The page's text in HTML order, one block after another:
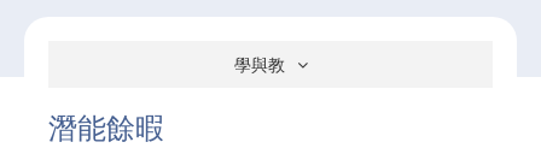
學與教
潛能餘暇